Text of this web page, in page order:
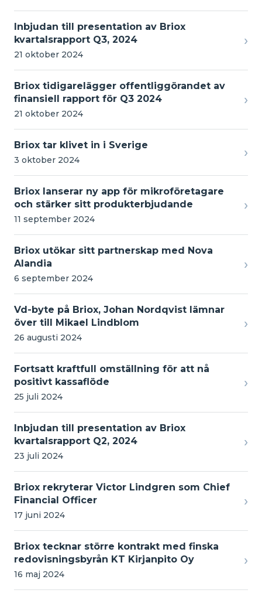
Inbjudan till presentation av Briox
kvartalsrapport Q3, 2024
21 oktober 2024
›
Briox tidigarelägger offentliggörandet av
finansiell rapport för Q3 2024
21 oktober 2024
›
Briox tar klivet in i Sverige
3 oktober 2024 ›
Briox lanserar ny app för mikroföretagare
och stärker sitt produkterbjudande
11 september 2024
›
Briox utökar sitt partnerskap med Nova
Alandia
6 september 2024
›
Vd-byte på Briox, Johan Nordqvist lämnar
över till Mikael Lindblom
26 augusti 2024
›
Fortsatt kraftfull omställning för att nå
positivt kassaflöde
25 juli 2024
›
Inbjudan till presentation av Briox
kvartalsrapport Q2, 2024
23 juli 2024
›
Briox rekryterar Victor Lindgren som Chief
Financial Officer
17 juni 2024
›
Briox tecknar större kontrakt med finska
redovisningsbyrån KT Kirjanpito Oy
16 maj 2024
›